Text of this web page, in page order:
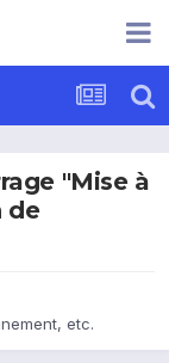
"Mise à
de
etc.